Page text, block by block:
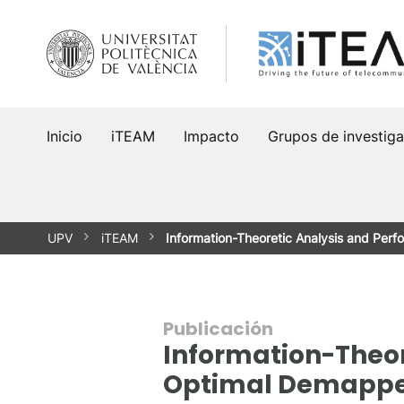
contenido
Inicio iTEAM Impacto Grupos de
UPV iTEAM Information-Theoretic Analysis and
Publicación
Information-
Optimal